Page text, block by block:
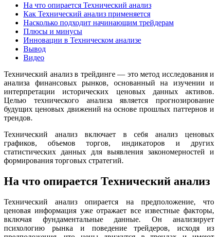
На что опирается Технический анализ
Как Технический анализ применяется
Насколько подходит начинающим трейдерам
Плюсы и минусы
Инновации в Техническом анализе
Вывод
Видео
Технический анализ в трейдинге — это метод исследования и
анализа финансовых рынков, основанный на изучении и
интерпретации исторических ценовых данных активов.
Целью технического анализа является прогнозирование
будущих ценовых движений на основе прошлых паттернов и
трендов.
Технический анализ включает в себя анализ ценовых
графиков, объемов торгов, индикаторов и других
статистических данных для выявления закономерностей и
формирования торговых стратегий.
На что опирается Технический анализ
Технический анализ опирается на предположение, что
ценовая информация уже отражает все известные факторы,
включая фундаментальные данные. Он анализирует
психологию рынка и поведение трейдеров, исходя из